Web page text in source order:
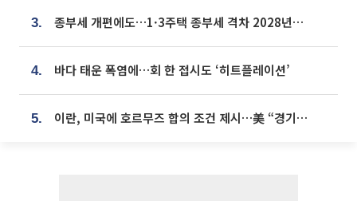
3. 종부세 개편에도…1·3주택 종부세 격차 2028년부터 확대
4. 바다 태운 폭염에…회 한 접시도 ‘히트플레이션’
5. 이란, 미국에 호르무즈 합의 조건 제시…美 “경기 아직 안 끝나” [종합]